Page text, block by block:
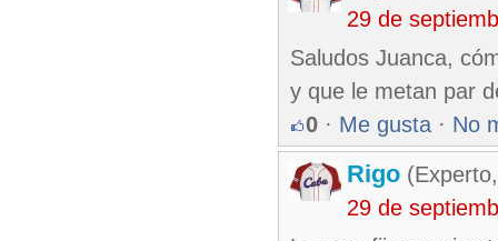
29 de
Saludos Juanca,
y que le metan par
0 · Me gusta · No
Rigo
29 de